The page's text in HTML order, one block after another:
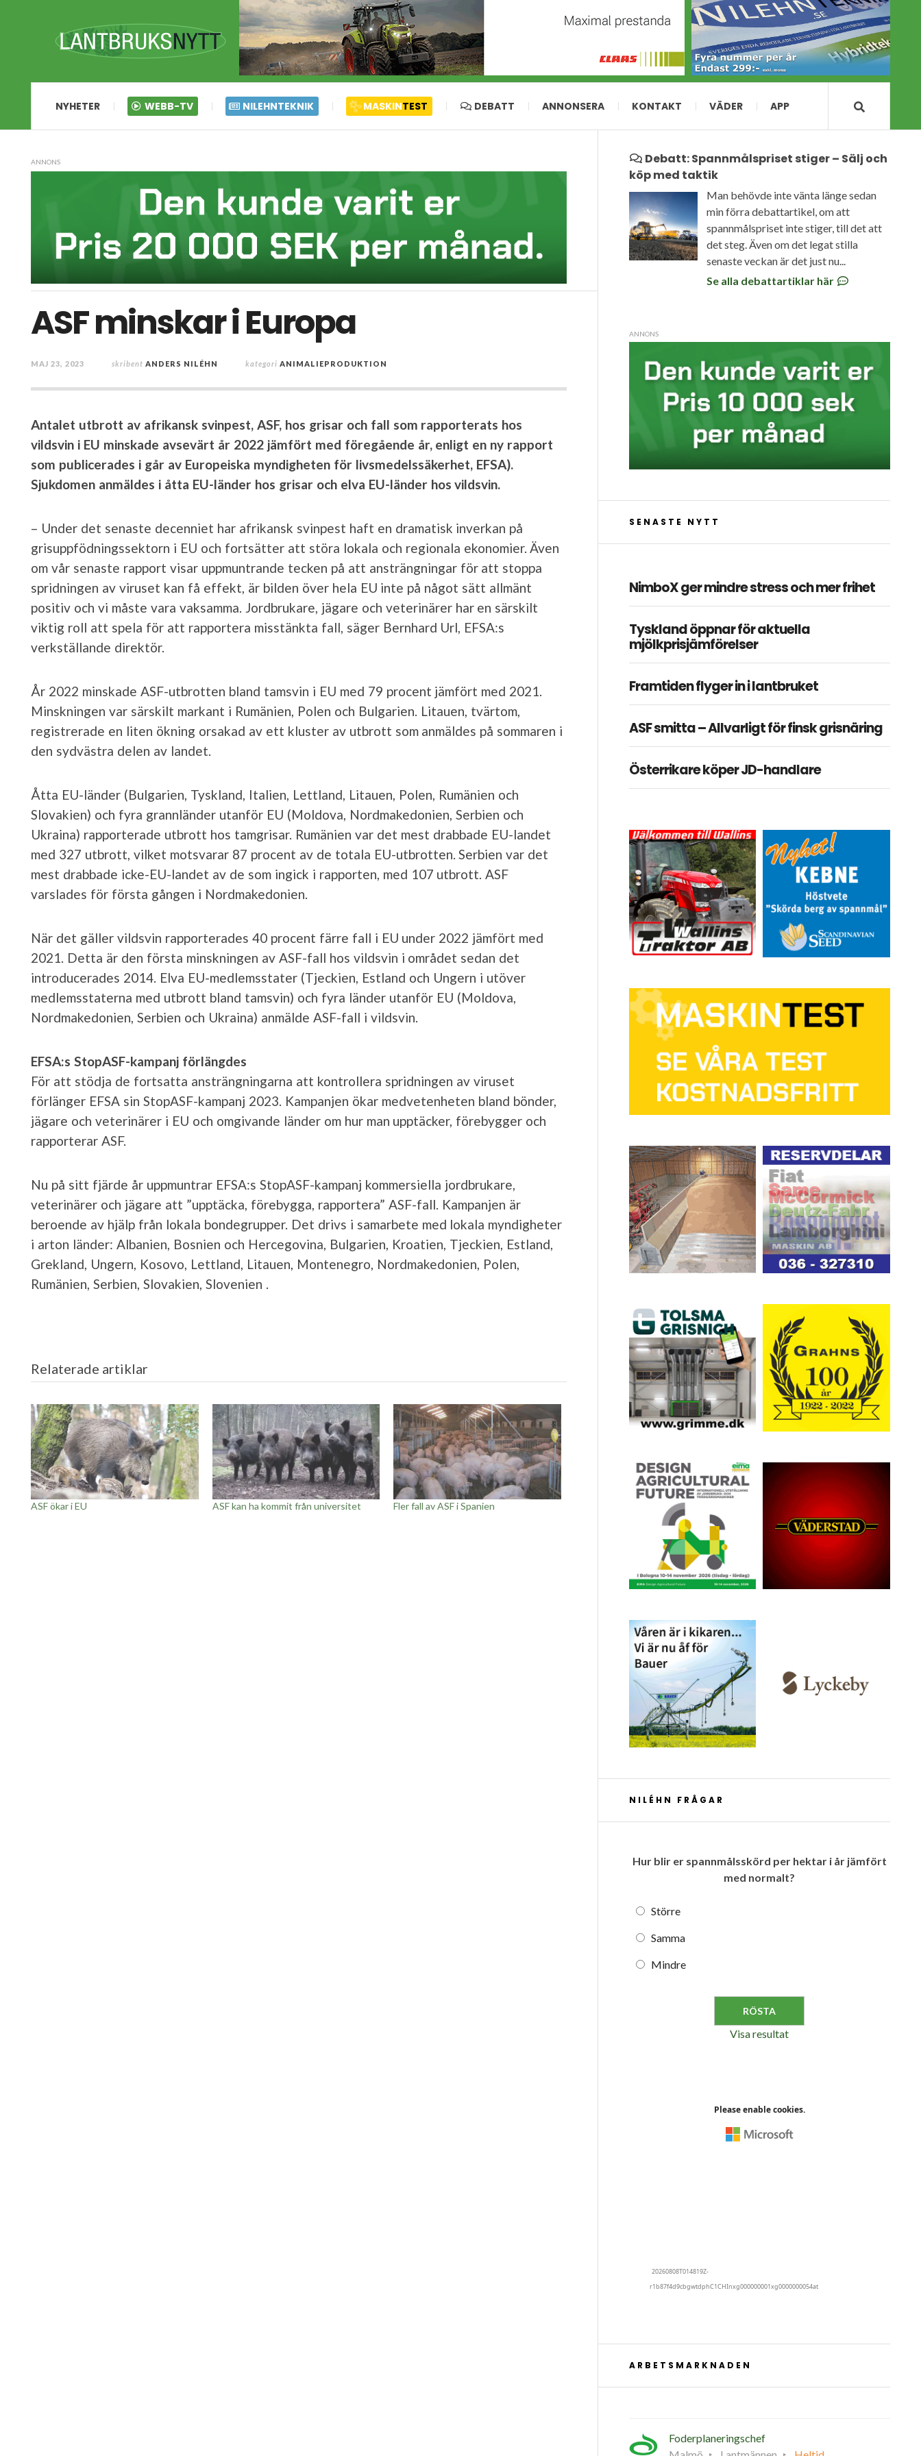
NYHETER WEBB-TV NILEHNTEKNIK MASKINTEST DEBATT ANNONSERA KONTAKT VÄDER APP
ANNONS
ASF minskar i Europa
MAJ 23, 2023 skribent ANDERS NILÉHN kategori ANIMALIEPRODUKTION
Antalet utbrott av afrikansk svinpest, ASF, hos grisar och fall som rapporterats hos
vildsvin i EU minskade avsevärt år 2022 jämfört med föregående år, enligt en ny rapport
som publicerades i går av Europeiska myndigheten för livsmedelssäkerhet, EFSA).
Sjukdomen anmäldes i åtta EU-länder hos grisar och elva EU-länder hos vildsvin.
– Under det senaste decenniet har afrikansk svinpest haft en dramatisk inverkan på
grisuppfödningssektorn i EU och fortsätter att störa lokala och regionala ekonomier. Även
om vår senaste rapport visar uppmuntrande tecken på att ansträngningar för att stoppa
spridningen av viruset kan få effekt, är bilden över hela EU inte på något sätt allmänt
positiv och vi måste vara vaksamma. Jordbrukare, jägare och veterinärer har en särskilt
viktig roll att spela för att rapportera misstänkta fall, säger Bernhard Url, EFSA:s
verkställande direktör.
År 2022 minskade ASF-utbrotten bland tamsvin i EU med 79 procent jämfört med 2021.
Minskningen var särskilt markant i Rumänien, Polen och Bulgarien. Litauen, tvärtom,
registrerade en liten ökning orsakad av ett kluster av utbrott som anmäldes på sommaren i
den sydvästra delen av landet.
Åtta EU-länder (Bulgarien, Tyskland, Italien, Lettland, Litauen, Polen, Rumänien och
Slovakien) och fyra grannländer utanför EU (Moldova, Nordmakedonien, Serbien och
Ukraina) rapporterade utbrott hos tamgrisar. Rumänien var det mest drabbade EU-landet
med 327 utbrott, vilket motsvarar 87 procent av de totala EU-utbrotten. Serbien var det
mest drabbade icke-EU-landet av de som ingick i rapporten, med 107 utbrott. ASF
varslades för första gången i Nordmakedonien.
När det gäller vildsvin rapporterades 40 procent färre fall i EU under 2022 jämfört med
2021. Detta är den första minskningen av ASF-fall hos vildsvin i området sedan det
introducerades 2014. Elva EU-medlemsstater (Tjeckien, Estland och Ungern i utöver
medlemsstaterna med utbrott bland tamsvin) och fyra länder utanför EU (Moldova,
Nordmakedonien, Serbien och Ukraina) anmälde ASF-fall i vildsvin.
EFSA:s StopASF-kampanj förlängdes
För att stödja de fortsatta ansträngningarna att kontrollera spridningen av viruset
förlänger EFSA sin StopASF-kampanj 2023. Kampanjen ökar medvetenheten bland bönder,
jägare och veterinärer i EU och omgivande länder om hur man upptäcker, förebygger och
rapporterar ASF.
Nu på sitt fjärde år uppmuntrar EFSA:s StopASF-kampanj kommersiella jordbrukare,
veterinärer och jägare att ”upptäcka, förebygga, rapportera” ASF-fall. Kampanjen är
beroende av hjälp från lokala bondegrupper. Det drivs i samarbete med lokala myndigheter
i arton länder: Albanien, Bosnien och Hercegovina, Bulgarien, Kroatien, Tjeckien, Estland,
Grekland, Ungern, Kosovo, Lettland, Litauen, Montenegro, Nordmakedonien, Polen,
Rumänien, Serbien, Slovakien, Slovenien .
Relaterade artiklar
ASF ökar i EU ASF kan ha kommit från universitet Fler fall av ASF i Spanien
Debatt: Spannmålspriset stiger – Sälj och
köp med taktik
Man behövde inte vänta länge sedan
min förra debattartikel, om att
spannmålspriset inte stiger, till det att
det steg. Även om det legat stilla
senaste veckan är det just nu...
Se alla debattartiklar här
ANNONS
SENASTE NYTT
NimboX ger mindre stress och mer frihet
Tyskland öppnar för aktuella
mjölkprisjämförelser
Framtiden flyger in i lantbruket
ASF smitta – Allvarligt för finsk grisnäring
Österrikare köper JD-handlare
NILÉHN FRÅGAR
Hur blir er spannmålsskörd per hektar i år jämfört
med normalt?
Större
Samma
Mindre
Visa resultat
ARBETSMARKNADEN
Foderplaneringschef